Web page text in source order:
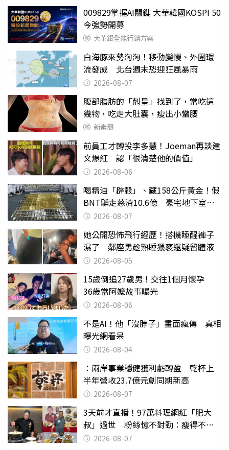
009829掌握AI關鍵 大華韓國KOSPI 50
今強勢開募
大華銀全能行銷方案
白海豚來勢洶洶！移動變慢、外圍環
流發威 北台週末恐迎狂風暴雨
2026-08-07
腹部脂肪的「剋星」找到了，常吃這
幾物，吃走大肚囊，瘦出小蠻腰
新素簡
前員工才轉投李多慧！Joeman再談建
文爆紅 認「很清楚他的價值」
2026-08-06
喝精油「辟穀」、藏158公斤黃金！假
BNT騙走慈濟10.6億 豪宅地下室竟
挖出乾鮑金庫
2026-08-07
她公開恐怖飛行經歷！搭機睡醒褲子
濕了 鄰座男趁熟睡猥褻還疑留體液
2026-08-05
15歲倒追27歲男！交往1個月懷孕
36歲當阿嬤故事曝光
2026-08-06
不是AI！他「沒脖子」畫面瘋傳 真相
曝光網看呆
2026-08-04
：兩岸事業穩健獲利虧轉盈 乾杯上
半年營收23.7億元創同期新高
2026-08-07
3天前才直播！97萬料理網紅「肥大
叔」過世 粉絲憶不對勁：瘦得不合
理 2026-08-07